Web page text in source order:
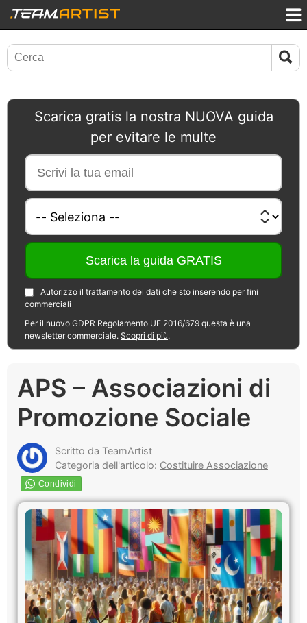
Scarica gratis la nostra NUOVA guida
per evitare le multe
Autorizzo il trattamento dei dati che sto inserendo per fini
commerciali
Per il nuovo GDPR Regolamento UE 2016/679 questa è una
newsletter commerciale. Scopri di più.
APS – Associazioni di
Promozione Sociale
Scritto da TeamArtist
Categoria dell'articolo: Costituire Associazione